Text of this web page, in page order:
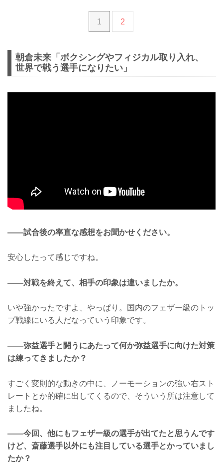
1 2
朝倉未来「ボクシングやフィジカル取り入れ、
世界で戦う選手になりたい」
——試合後の率直な感想をお聞かせください。
安心したって感じですね。
——対戦を終えて、相手の印象は違いましたか。
いや強かったですよ、やっぱり。国内のフェザー級のトッ
プ戦線にいる人だなっていう印象です。
——弥益選手と闘うにあたって何か弥益選手に向けた対策
は練ってきましたか？
すごく変則的な動きの中に、ノーモーションの強い右スト
レートとか的確に出してくるので、そういう所は注意して
ましたね。
——今回、他にもフェザー級の選手が出てたと思うんです
けど、斎藤選手以外にも注目している選手とかっていまし
たか？